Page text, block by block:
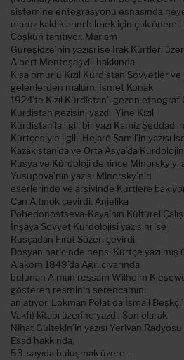
sistemine entegrasyonu esnasında
maruz kaldıklarını bilmek için çok
Coşkun tanıtıyor. Mariam
Gureşidze’nin yazısı ise Irak Kürtleri
Albert Menteşaşvili hakkında.
Kısa ömürlü Kızıl Kürdistan Sovyetler
gelenlerden malum. İsmet Konak
1924’te Kızıl Kürdistan’ı gezen
Kürdistan gezisini yazdı. Yine Kızıl
Kürdistan’la ilgili bir yazı Kamîz
Kürtçesiyle ilgili. Hejarê Şamil’in yazısı
Kazakistan’da ve Orta Asya’da
Rusya ve Kürdoloji denince Minorsky’yi
Yusupova’nın yazısı Minorsky’nin
eserlerinde ve arşivinde Kürtlere
Can Altınok çevirdi. Anjelika
Pobedonostseva-Kaya’nın Kültürel
İnşaya Sovyet Kürdolojisi yazısını ise
Rusçadan Fırat Sözeri çevirdi.
Dosyan haricinde hepsi Kürtçe yazılmış
Alakom 1849’da Ağrı civarında
bulunan Alman ressam Wilhelm
gösteren resminin serencamını
anlatıyor. Lokman Polat da İsmail
Vakfı) kitabı üzerine yazdı. Son olarak
Nihat Gültekin’in yazısı Yerivan
Esad hakkında.
53. sayıda buluşmak üzere…